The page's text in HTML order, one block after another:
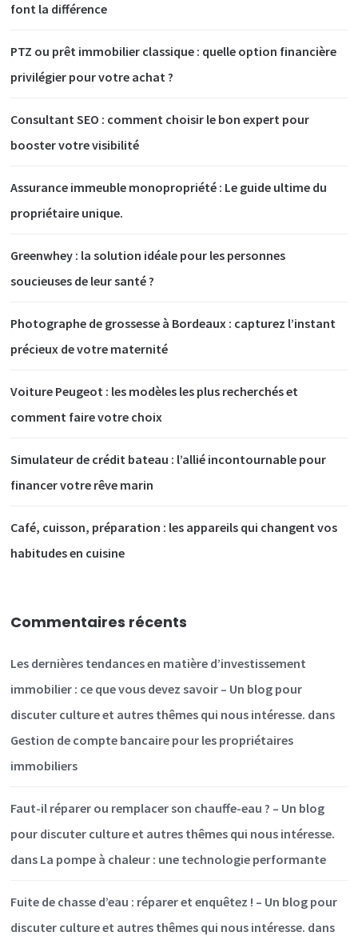
font la différence
PTZ ou prêt immobilier classique : quelle option financière
privilégier pour votre achat ?
Consultant SEO : comment choisir le bon expert pour
booster votre visibilité
Assurance immeuble monopropriété : Le guide ultime du
propriétaire unique.
Greenwhey : la solution idéale pour les personnes
soucieuses de leur santé ?
Photographe de grossesse à Bordeaux : capturez l’instant
précieux de votre maternité
Voiture Peugeot : les modèles les plus recherchés et
comment faire votre choix
Simulateur de crédit bateau : l’allié incontournable pour
financer votre rêve marin
Café, cuisson, préparation : les appareils qui changent vos
habitudes en cuisine
Commentaires récents
Les dernières tendances en matière d’investissement
immobilier : ce que vous devez savoir – Un blog pour
discuter culture et autres thêmes qui nous intéresse. dans
Gestion de compte bancaire pour les propriétaires
immobiliers
Faut-il réparer ou remplacer son chauffe-eau ? – Un blog
pour discuter culture et autres thêmes qui nous intéresse.
dans La pompe à chaleur : une technologie performante
Fuite de chasse d’eau : réparer et enquêtez ! – Un blog pour
discuter culture et autres thêmes qui nous intéresse. dans